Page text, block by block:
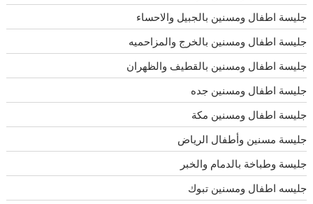
جليسة اطفال ومسنين بالجبيل والاحساء
جليسة اطفال ومسنين بالخرج والمزاحميه
جليسة اطفال ومسنين بالقطيف والظهران
جليسة اطفال ومسنين جده
جليسة اطفال ومسنين مكة
جليسة مسنين وأطفال الرياض
جليسة وطباخة بالدمام والخبر
جليسه اطفال ومسنين تبوك